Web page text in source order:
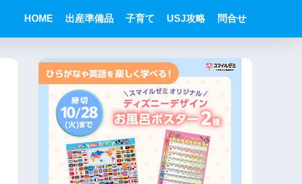
HOME 出産準備品 子育て USJ攻略 問合せ